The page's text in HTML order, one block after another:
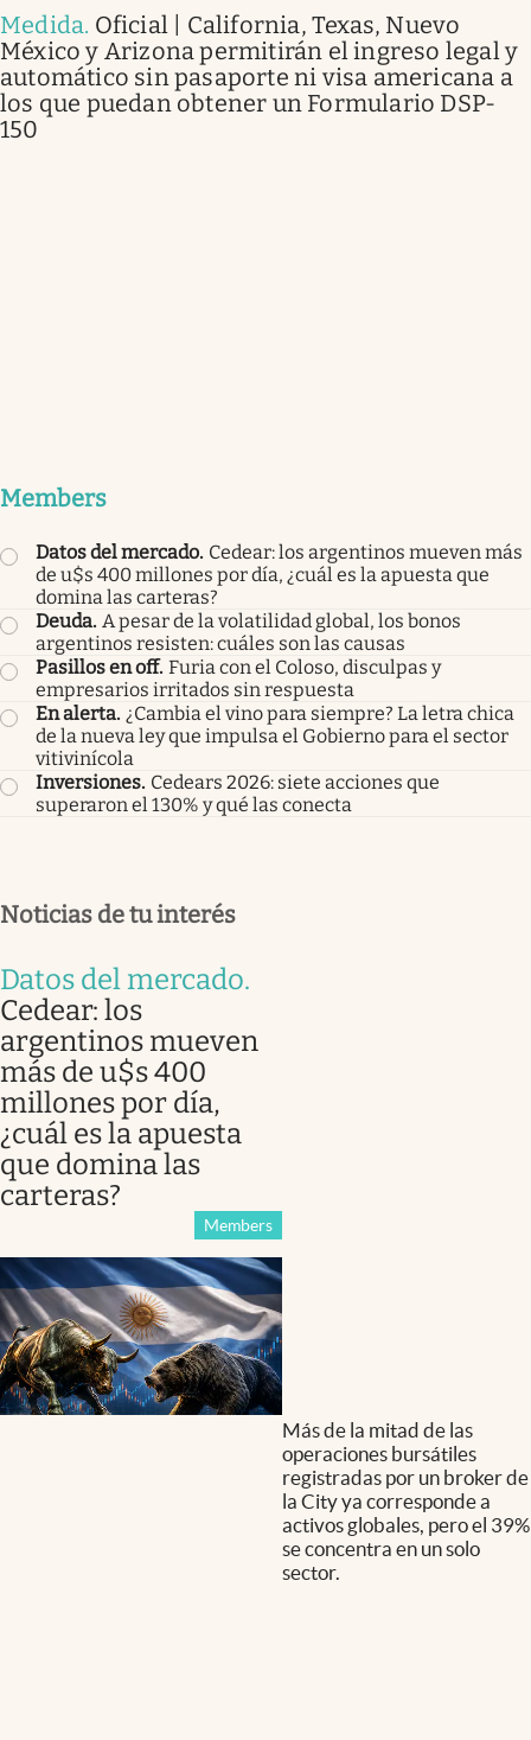
Medida. Oficial | California, Texas, Nuevo
México y Arizona permitirán el ingreso legal y
automático sin pasaporte ni visa americana a
los que puedan obtener un Formulario DSP-
150
Members
Datos del mercado. Cedear: los argentinos mueven más
de u$s 400 millones por día, ¿cuál es la apuesta que
domina las carteras?
Deuda. A pesar de la volatilidad global, los bonos
argentinos resisten: cuáles son las causas
Pasillos en off. Furia con el Coloso, disculpas y
empresarios irritados sin respuesta
En alerta. ¿Cambia el vino para siempre? La letra chica
de la nueva ley que impulsa el Gobierno para el sector
vitivinícola
Inversiones. Cedears 2026: siete acciones que
superaron el 130% y qué las conecta
Noticias de tu interés
Datos del mercado.
Cedear: los
argentinos mueven
más de u$s 400
millones por día,
¿cuál es la apuesta
que domina las
carteras?
Members
Más de la mitad de las
operaciones bursátiles
registradas por un broker de
la City ya corresponde a
activos globales, pero el 39%
se concentra en un solo
sector.